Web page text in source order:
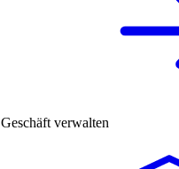
Geschäft verwalten